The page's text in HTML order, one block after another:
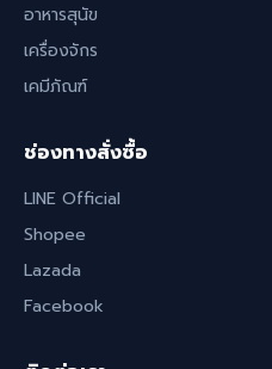
อาหารสุนัข
เครื่องจักร
เคมีภัณฑ์
ช่องทางสั่งซื้อ
LINE Official
Shopee
Lazada
Facebook